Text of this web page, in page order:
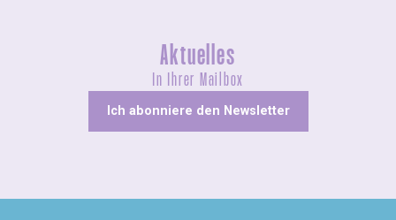
Aktuelles
In Ihrer Mailbox
Ich abonniere den Newsletter